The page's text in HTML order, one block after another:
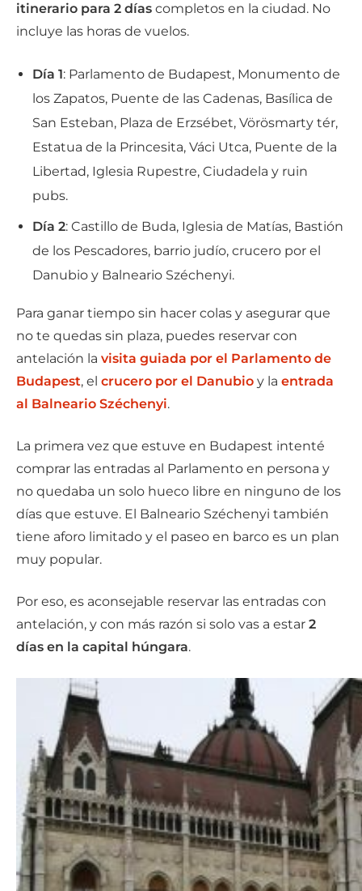
itinerario para 2 días completos en la ciudad. No
incluye las horas de vuelos.
Día 1: Parlamento de Budapest, Monumento de
los Zapatos, Puente de las Cadenas, Basílica de
San Esteban, Plaza de Erzsébet, Vörösmarty tér,
Estatua de la Princesita, Váci Utca, Puente de la
Libertad, Iglesia Rupestre, Ciudadela y ruin
pubs.
Día 2: Castillo de Buda, Iglesia de Matías, Bastión
de los Pescadores, barrio judío, crucero por el
Danubio y Balneario Széchenyi.
Para ganar tiempo sin hacer colas y asegurar que
no te quedas sin plaza, puedes reservar con
antelación la visita guiada por el Parlamento de
Budapest, el crucero por el Danubio y la entrada
al Balneario Széchenyi.
La primera vez que estuve en Budapest intenté
comprar las entradas al Parlamento en persona y
no quedaba un solo hueco libre en ninguno de los
días que estuve. El Balneario Széchenyi también
tiene aforo limitado y el paseo en barco es un plan
muy popular.
Por eso, es aconsejable reservar las entradas con
antelación, y con más razón si solo vas a estar 2
días en la capital húngara.